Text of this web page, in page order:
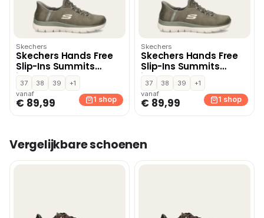
Skechers
Skechers Hands Free
Slip-Ins Summits
instapschoenen –
Groen
37 38 39
+1
vanaf
€ 89,99 1 shop
Skechers
Skechers Hands Free
Slip-Ins Summits
instapschoenen –
Groen
37 38 39
+1
vanaf
€ 89,99 1 shop
Vergelijkbare schoenen